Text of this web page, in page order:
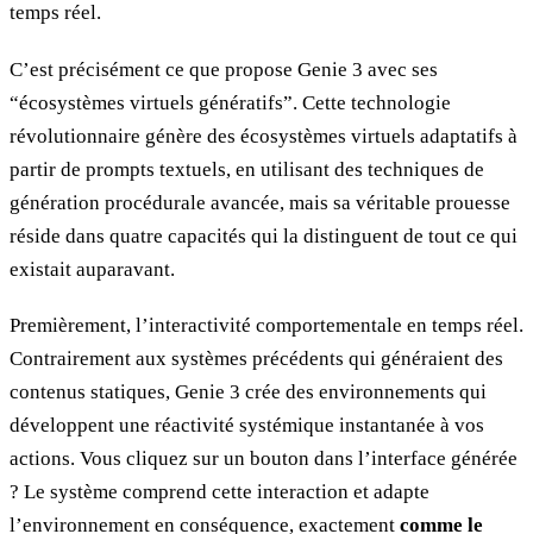
temps réel.
C’est précisément ce que propose Genie 3 avec ses
“écosystèmes virtuels génératifs”. Cette technologie
révolutionnaire génère des écosystèmes virtuels adaptatifs à
partir de prompts textuels, en utilisant des techniques de
génération procédurale avancée, mais sa véritable prouesse
réside dans quatre capacités qui la distinguent de tout ce qui
existait auparavant.
Premièrement, l’interactivité comportementale en temps réel.
Contrairement aux systèmes précédents qui généraient des
contenus statiques, Genie 3 crée des environnements qui
développent une réactivité systémique instantanée à vos
actions. Vous cliquez sur un bouton dans l’interface générée
? Le système comprend cette interaction et adapte
l’environnement en conséquence, exactement comme le